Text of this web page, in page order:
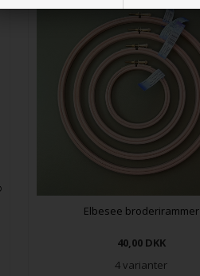
Elbesee broderirammer
40,00 DKK
4 varianter